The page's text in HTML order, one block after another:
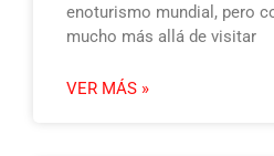
enoturismo mundial, pero
mucho más allá de visitar
VER MÁS »